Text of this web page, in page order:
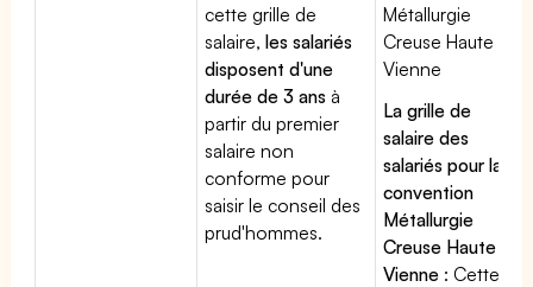
cette grille de
salaire,les salariés
disposent d'une
durée de 3 ans à
partir du premier
salaire non
conforme pour
saisir le conseil des
prud'hommes.
Métallurgie
Creuse Haute
Vienne
La grille de
salaire des
salariés pour la
convention
Métallurgie
Creuse Haute
Vienne : Cette